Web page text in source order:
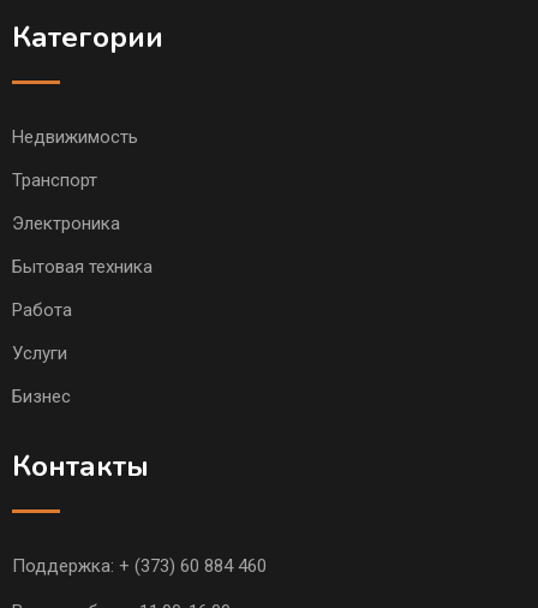
Категории
Недвижимость
Транспорт
Электроника
Бытовая техника
Работа
Услуги
Бизнес
Контакты
Поддержка: + (373) 60 884 460